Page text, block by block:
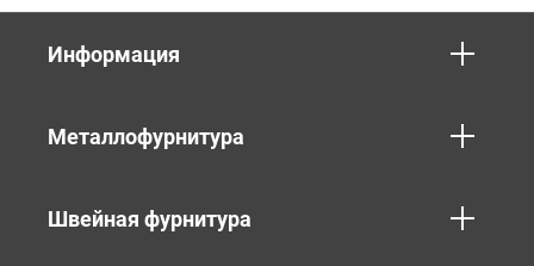
Информация
Металлофурнитура
Швейная фурнитура